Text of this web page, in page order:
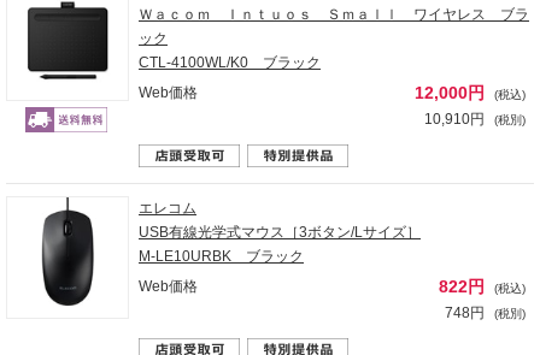
Ｗａｃｏｍ Ｉｎｔｕｏｓ Ｓｍａｌｌ ワイヤレス ブラ
ック
CTL-4100WL/K0 ブラック
Web価格
12,000円 (税込)
10,910円 (税別)
エレコム
USB有線光学式マウス［3ボタン/Lサイズ］
M-LE10URBK ブラック
Web価格
822円 (税込)
748円 (税別)